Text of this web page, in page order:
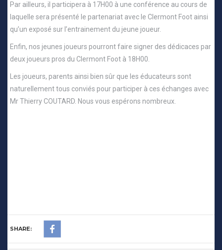
Par ailleurs, il participera à 17H00 à une conférence au cours de
laquelle sera présenté le partenariat avec le Clermont Foot ainsi
qu’un exposé sur l’entrainement du jeune joueur.
Enfin, nos jeunes joueurs pourront faire signer des dédicaces par
deux joueurs pros du Clermont Foot à 18H00.
Les joueurs, parents ainsi bien sûr que les éducateurs sont
naturellement tous conviés pour participer à ces échanges avec
Mr Thierry COUTARD. Nous vous espérons nombreux.
SHARE: